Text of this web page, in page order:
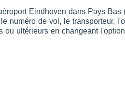
Eindhoven dans Pays
numéro de vol, le transporteur,
ou ultérieurs en changeant